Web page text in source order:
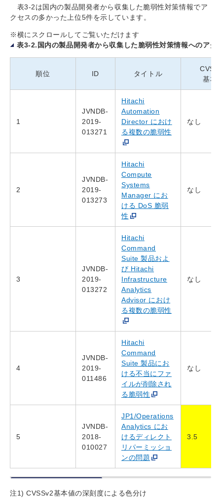
表3-2は国内の製品開発者から収集した脆弱性対策情報でア
クセスの多かった上位5件を示しています。
※横にスクロールしてご覧いただけます
表3-2.国内の製品開発者から収集した脆弱性対策情報へのア
順位 ID タイトル
基本
1
JVNDB-
2019-
013271
Hitachi
Automation
Director におけ
る複数の脆弱性
なし
2
JVNDB-
2019-
013273
Hitachi
Compute
Systems
Manager にお
ける DoS 脆弱
性
なし
3
JVNDB-
2019-
013272
Hitachi
Command
Suite 製品およ
び Hitachi
Infrastructure
Analytics
Advisor におけ
る複数の脆弱性
なし
4
JVNDB-
2019-
011486
Hitachi
Command
Suite 製品にお
ける不当にファ
イルが削除され
る脆弱性
なし
5
JVNDB-
2018-
010027
JP1/Operations
Analytics にお
けるディレクト
リパーミッショ
ンの問題
3.5
注1) CVSSv2基本値の深刻度による色分け